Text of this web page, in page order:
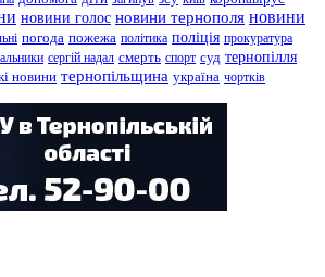
новини голос новини тернополя новини
погода пожежа політика поліція прокуратура
сергій надал смерть спорт суд тернопілля
новини тернопільщина україна чортків